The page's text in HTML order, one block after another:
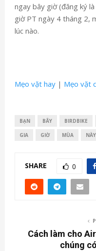
ngay bây giờ (đăng ký
giờ PT ngày 4 tháng 2,
lúc nào.
Mẹo vặt hay | Mẹo vặt
BẠN BÂY BIRDBIKE
GIA GIỜ MÙA NÀY
SHARE 0
Cách làm cho
chúng